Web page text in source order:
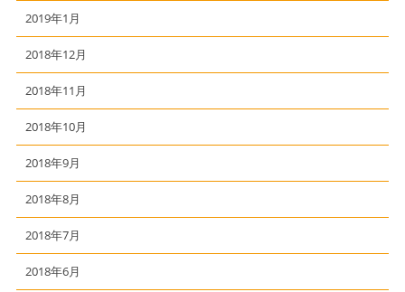
2019年1月
2018年12月
2018年11月
2018年10月
2018年9月
2018年8月
2018年7月
2018年6月